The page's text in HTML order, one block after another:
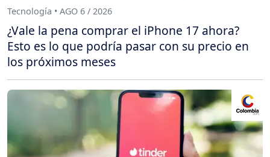
Tecnología • AGO 6 / 2026
¿Vale la pena comprar el iPhone 17 ahora?
Esto es lo que podría pasar con su precio en
los próximos meses